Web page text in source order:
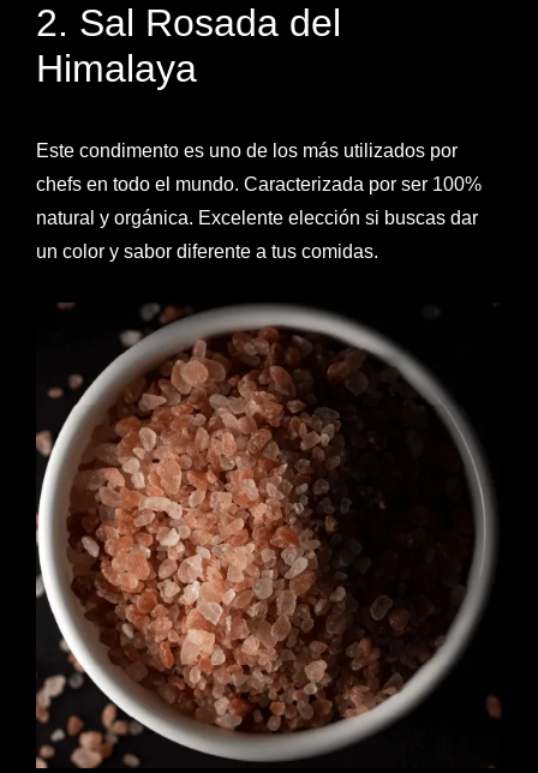
2. Sal Rosada del
Himalaya
Este condimento es uno de los más utilizados por
chefs en todo el mundo. Caracterizada por ser 100%
natural y orgánica. Excelente elección si buscas dar
un color y sabor diferente a tus comidas.